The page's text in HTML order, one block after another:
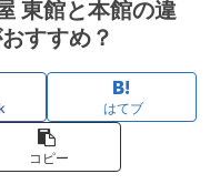
東館と本館の違
すすめ？
はてブ
コピー